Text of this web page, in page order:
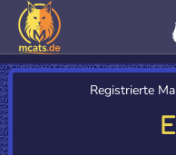
Registrierte